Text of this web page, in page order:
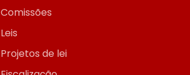
Comissões
Leis
Projetos de lei